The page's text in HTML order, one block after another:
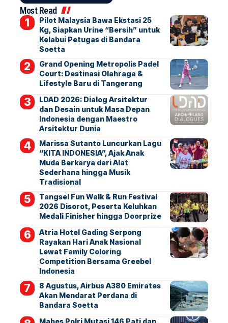
Most Read
Pilot Malaysia Bawa Ekstasi 25
Kg, Siapkan Urine “Bersih” untuk
Kelabui Petugas di Bandara
Soetta
Grand Opening Metropolis Padel
Court: Destinasi Olahraga &
Lifestyle Baru di Tangerang
LDAD 2026: Dialog Arsitektur
dan Desain untuk Masa Depan
Indonesia dengan Maestro
Arsitektur Dunia
Marissa Sutanto Luncurkan Lagu
“KITA INDONESIA”, Ajak Anak
Muda Berkarya dari Alat
Sederhana hingga Musik
Tradisional
Tangsel Fun Walk & Run Festival
2026 Disorot, Peserta Keluhkan
Medali Finisher hingga Doorprize
Atria Hotel Gading Serpong
Rayakan Hari Anak Nasional
Lewat Family Coloring
Competition Bersama Greebel
Indonesia
8 Agustus, Airbus A380 Emirates
Akan Mendarat Perdana di
Bandara Soetta
Mabes Polri Mutasi 146 Pati dan